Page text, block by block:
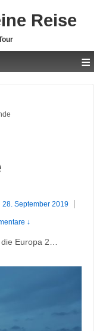
Reise
≡
28. September 2019
↓
die Europa 2…